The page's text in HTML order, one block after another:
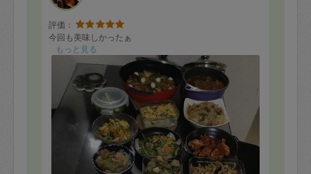
評価：
今回も美味しかったぁ
もっと見る